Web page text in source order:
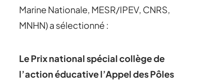
Marine Nationale, MESR/IPEV, CNRS,
MNHN) a sélectionné :
Le Prix national spécial collège de
l’action éducative l’Appel des Pôles